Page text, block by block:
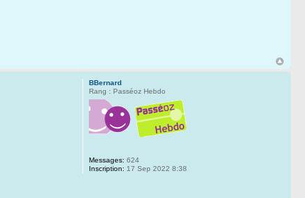
BBernard
Rang : Passéoz Hebdo
Messages: 624
Inscription: 17 Sep 2022 8:38